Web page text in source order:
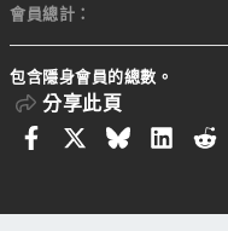
會員總計
包含隱身會員的總數。
分享此頁
FacebookBluesky